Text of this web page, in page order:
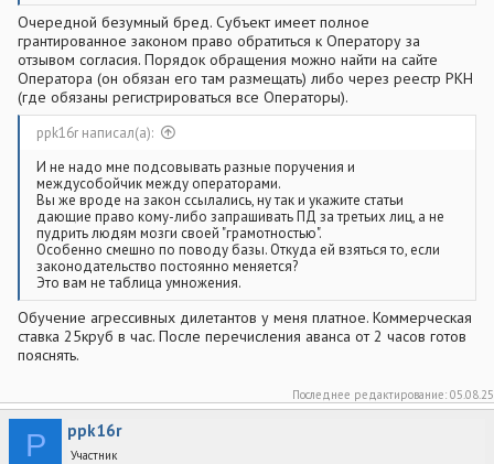
Очередной безумный бред. Субъект имеет полное
грантированное законом право обратиться к Оператору за
отзывом согласия. Порядок обращения можно найти на сайте
Оператора (он обязан его там размещать) либо через реестр РКН
(где обязаны регистрироваться все Операторы).
ppk16r написал(а):
И не надо мне подсовывать разные поручения и
междусобойчик между операторами.
Вы же вроде на закон ссылались, ну так и укажите статьи
дающие право кому-либо запрашивать ПД за третьих лиц, а не
пудрить людям мозги своей "грамотностью".
Особенно смешно по поводу базы. Откуда ей взяться то, если
законодательство постоянно меняется?
Это вам не таблица умножения.
Обучение агрессивных дилетантов у меня платное. Коммерческая
ставка 25круб в час. После перечисления аванса от 2 часов готов
пояснять.
Последнее редактирование: 05.08.25
P ppk16r
Участник